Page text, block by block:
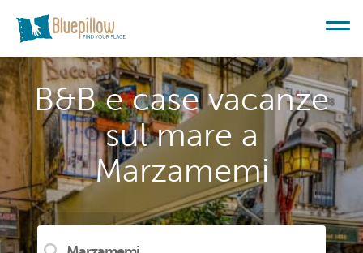
B&B e case vacanze
sul mare a
Marzamemi